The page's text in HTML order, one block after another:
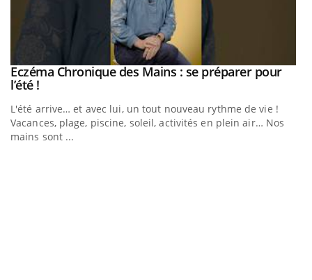
Youtube
Eczéma Chronique des Mains : se préparer pour
l’été !Youtube
L'été arrive… et avec lui, un tout nouveau rythme de vie !
Vacances, plage, piscine, soleil, activités en plein air… Nos
mains sont ...